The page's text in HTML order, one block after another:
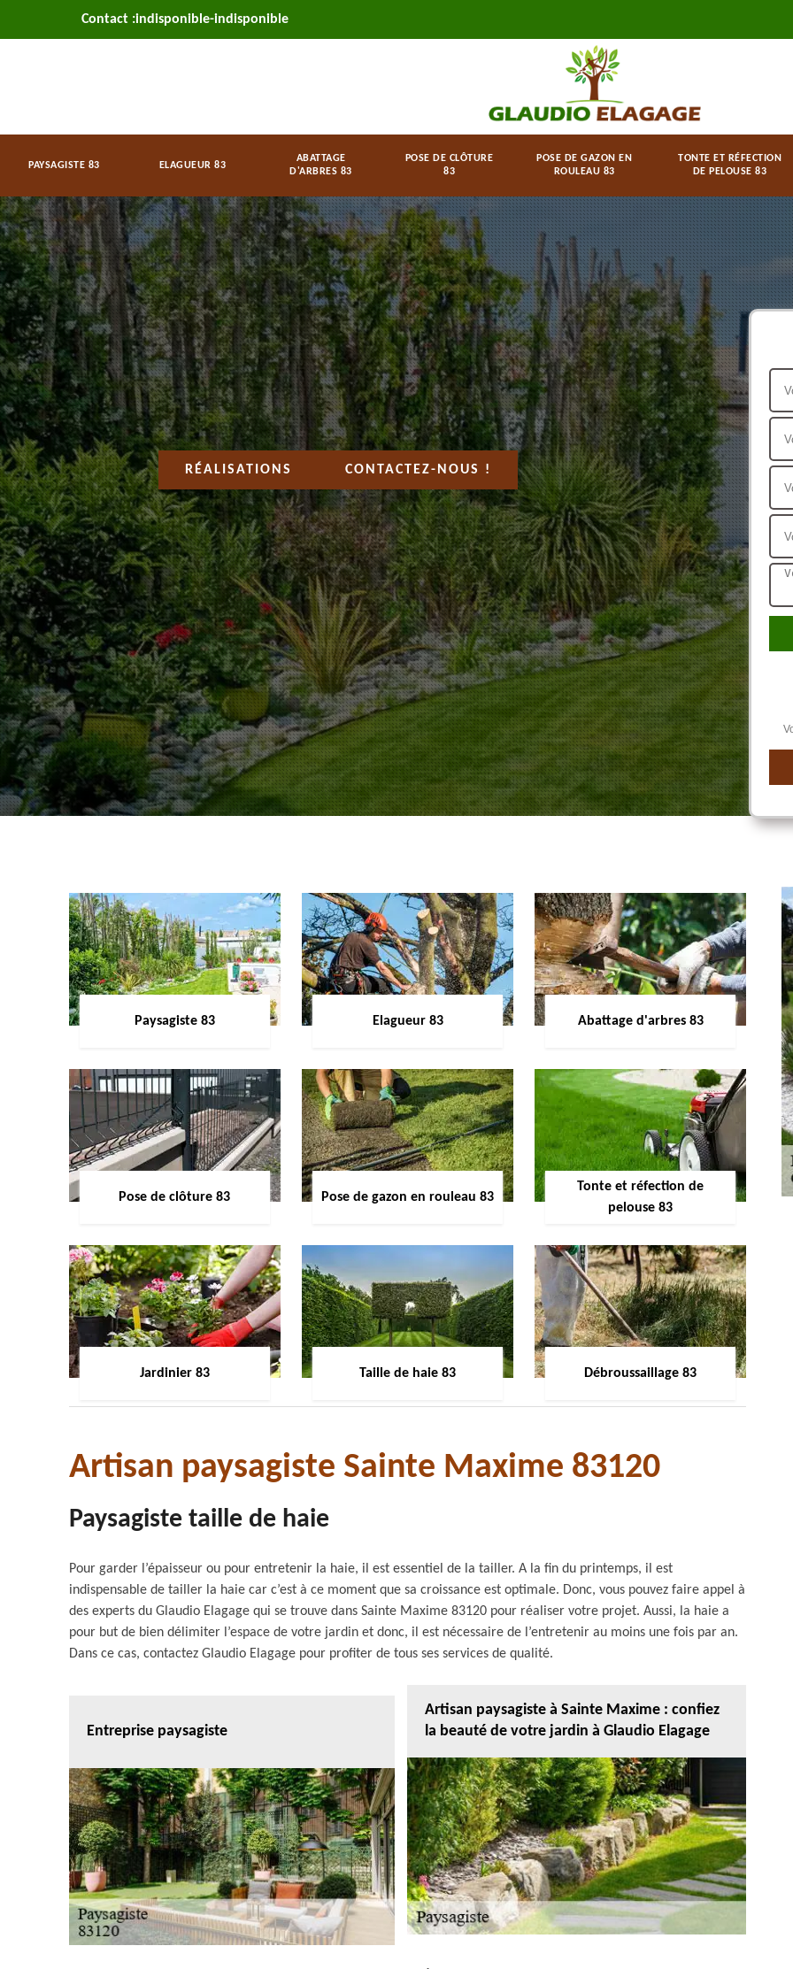
Contact :indisponible-indisponible
PAYSAGISTE 83 ELAGUEUR 83
ABATTAGE
D'ARBRES 83
POSE DE CLÔTURE
83
POSE DE GAZON EN
ROULEAU 83
TONTE ET RÉFECTION
DE PELOUSE 83
RÉALISATIONS CONTACTEZ-NOUS !
Paysagiste 83 Elagueur 83 Abattage d'arbres 83
Pose de clôture 83 Pose de gazon en rouleau 83
Tonte et réfection de
pelouse 83
Jardinier 83 Taille de haie 83 Débroussaillage 83
Artisan paysagiste Sainte Maxime 83120
Paysagiste taille de haie
Pour garder l’épaisseur ou pour entretenir la haie, il est essentiel de la tailler. A la fin du printemps, il est
indispensable de tailler la haie car c’est à ce moment que sa croissance est optimale. Donc, vous pouvez faire appel à
des experts du Glaudio Elagage qui se trouve dans Sainte Maxime 83120 pour réaliser votre projet. Aussi, la haie a
pour but de bien délimiter l’espace de votre jardin et donc, il est nécessaire de l’entretenir au moins une fois par an.
Dans ce cas, contactez Glaudio Elagage pour profiter de tous ses services de qualité.
Entreprise paysagiste
Artisan paysagiste à Sainte Maxime : confiez
la beauté de votre jardin à Glaudio Elagage